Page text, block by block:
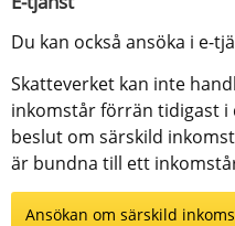
Du kan också ansöka i e-
Skatteverket kan inte
inkomstår förrän tidigast i
beslut om särskild
är bundna till ett
Ansökan om särskild